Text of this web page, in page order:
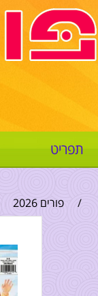
תפריט
/ פורים 2026